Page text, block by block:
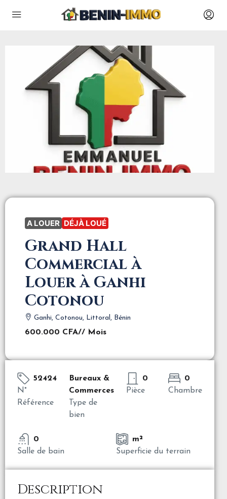
A LOUER DÉJÀ LOUÉ
Grand Hall
Commercial à
Louer à Ganhi
Cotonou
Ganhi, Cotonou, Littoral, Bénin
600.000 CFA// Mois
52424
N°
Référence
Bureaux &
Commerces
Type de
bien
0
Pièce
0
Chambre
0
Salle de bain
m²
Superficie du terrain
Description